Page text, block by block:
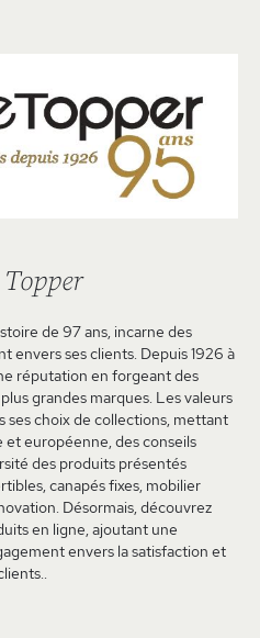
de 97 ans, incarne des
envers ses clients. Depuis 1926 à
réputation en forgeant des
grandes marques. Les valeurs
choix de collections, mettant
et européenne, des conseils
des produits présentés
canapés fixes, mobilier
Désormais, découvrez
en ligne, ajoutant une
envers la satisfaction et